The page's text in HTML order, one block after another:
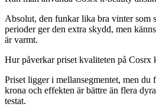
Absolut, den funkar lika bra vinter som
perioder ger den extra skydd, men
är varmt.
Hur påverkar priset kvaliteten på Cosrx
Priset ligger i mellansegmentet, men du
krona och effekten är bättre än flera
testat.